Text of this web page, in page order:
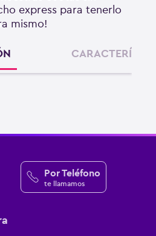
express para tenerlo
mismo!
Por Teléfono
te llamamos